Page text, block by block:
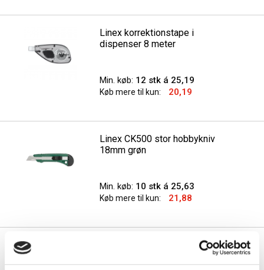
Linex korrektionstape i
dispenser 8 meter
Min. køb: 12 stk á 25,19
Køb mere til kun: 20,19
Linex CK500 stor hobbykniv
18mm grøn
Min. køb: 10 stk á 25,63
Køb mere til kun: 21,88
Linex Professionalisme 330M